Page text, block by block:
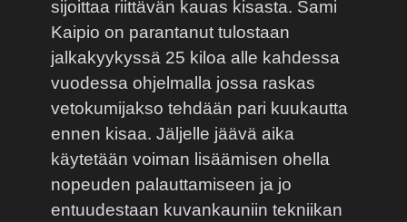
sijoittaa riittävän kauas kisasta. Sami
Kaipio on parantanut tulostaan
jalkakyykyssä 25 kiloa alle kahdessa
vuodessa ohjelmalla jossa raskas
vetokumijakso tehdään pari kuukautta
ennen kisaa. Jäljelle jäävä aika
käytetään voiman lisäämisen ohella
nopeuden palauttamiseen ja jo
entuudestaan kuvankauniin tekniikan